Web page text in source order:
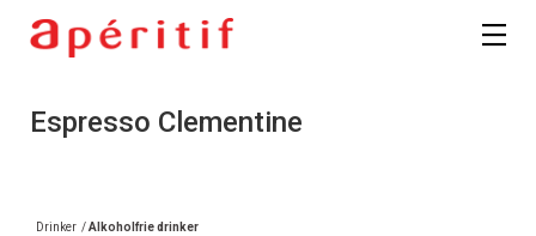
Espresso Clementine
Drinker /Alkoholfrie drinker